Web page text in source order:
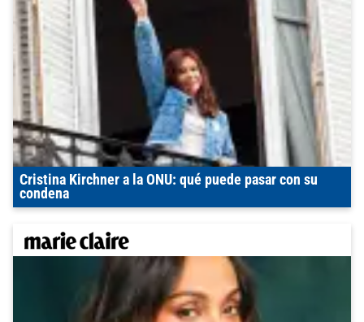
Cristina Kirchner a la ONU: qué puede pasar con su
condena